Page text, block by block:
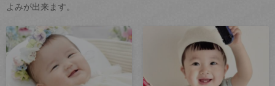
よみが出来ます。